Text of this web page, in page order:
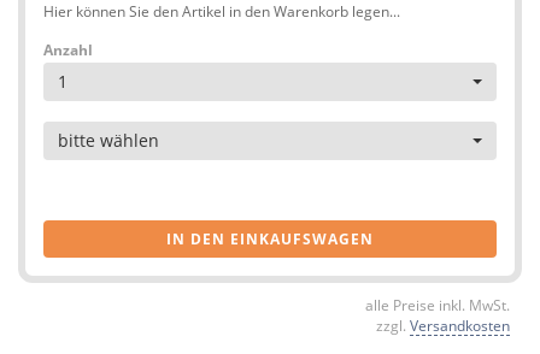
Hier können Sie den Artikel in den Warenkorb legen...
Anzahl
1
Artikel
bitte wählen
IN DEN EINKAUFSWAGEN
alle Preise inkl. MwSt.
zzgl. Versandkosten